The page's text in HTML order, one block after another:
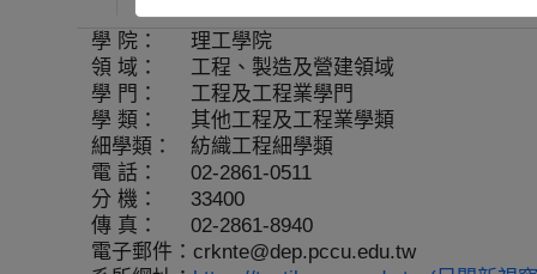
學 院：
理工學院
領 域：
工程、製造及營建領域
學 門：
工程及工程業學門
學 類：
其他工程及工程業學類
細學類：
紡織工程細學類
電 話：
02-2861-0511
分 機：
33400
傳 真：
02-2861-8940
電子郵件： crknte@dep.pccu.edu.tw